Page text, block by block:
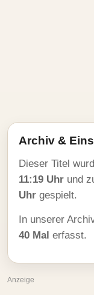
Archiv &
Dieser Titel
11:19 Uhr und
Uhr gespielt.
In unserer
40 Mal erfasst.
Anzeige